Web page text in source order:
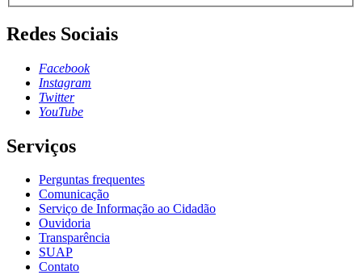
Redes Sociais
Facebook
Instagram
Twitter
YouTube
Serviços
Perguntas frequentes
Comunicação
Serviço de Informação ao Cidadão
Ouvidoria
Transparência
SUAP
Contato